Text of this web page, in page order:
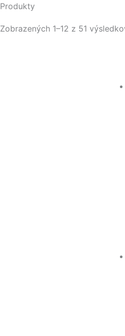
Produkty
Zobrazených 1–12 z 51